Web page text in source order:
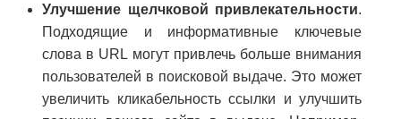
Улучшение щелчковой привлекательности.
Подходящие и информативные ключевые
слова в URL могут привлечь больше внимания
пользователей в поисковой выдаче. Это может
увеличить кликабельность ссылки и улучшить